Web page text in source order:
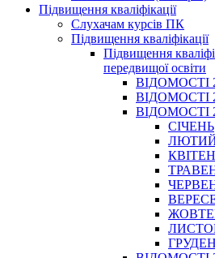
Підвищення кваліфікації
Слухачам курсів ПК
Підвищення кваліфікації
Підвищення
передвищої освіти
ВІДОМОСТІ
ВІДОМОСТІ
ВІДОМОСТІ
СІЧЕНЬ